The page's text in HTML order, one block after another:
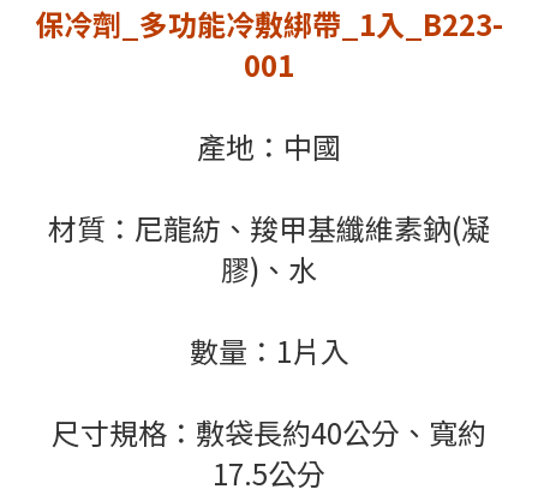
保冷劑_多功能冷敷綁帶_1入_B223-
001
產地：中國
材質：尼龍紡、羧甲基纖維素鈉(凝
膠)、水
數量：1片入
尺寸規格：敷袋長約40公分、寬約
17.5公分